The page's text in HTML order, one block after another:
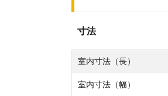
寸法
室内寸法（長）
室内寸法（幅）